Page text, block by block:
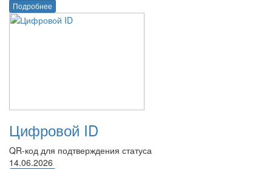
Подробнее
Цифровой ID
QR-код для подтверждения статуса
14.06.2026